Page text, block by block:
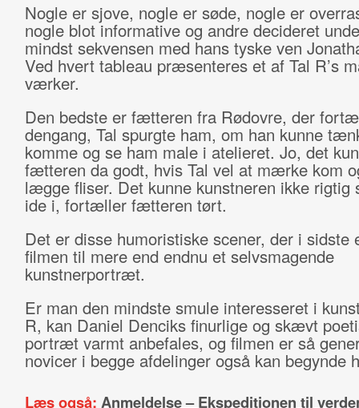
Nogle er sjove, nogle er søde, nogle er
nogle blot informative og andre decideret
mindst sekvensen med hans tyske ven
Ved hvert tableau præsenteres et af Tal R’s
værker.
Den bedste er fætteren fra Rødovre, der
dengang, Tal spurgte ham, om han kunne
komme og se ham male i atelieret. Jo, det
fætteren da godt, hvis Tal vel at mærke kom
lægge fliser. Det kunne kunstneren ikke rigtig
ide i, fortæller fætteren tørt.
Det er disse humoristiske scener, der i sidste
filmen til mere end endnu et selvsmagende
kunstnerportræt.
Er man den mindste smule interesseret i
R, kan Daniel Denciks finurlige og skævt
portræt varmt anbefales, og filmen er så
novicer i begge afdelinger også kan begynde
Læs også: Anmeldelse – Ekspeditionen til